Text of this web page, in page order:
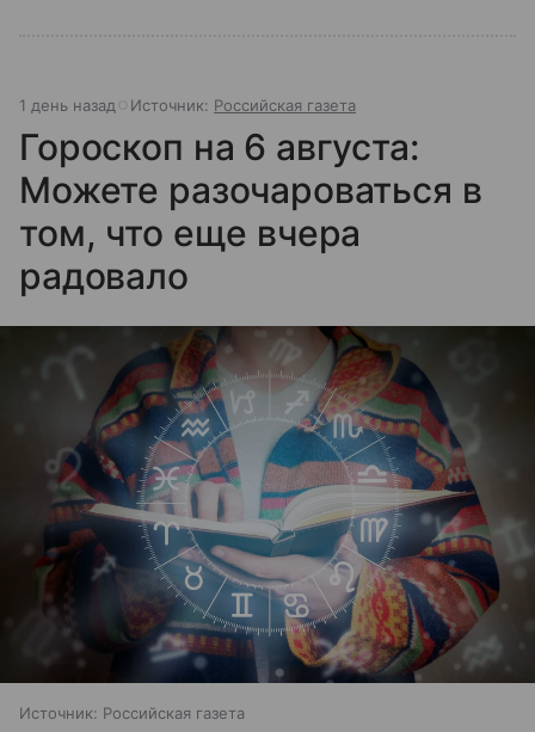
1 день назад Источник: Российская газета
Гороскоп на 6 августа:
Можете разочароваться в
том, что еще вчера
радовало
Источник: Российская газета